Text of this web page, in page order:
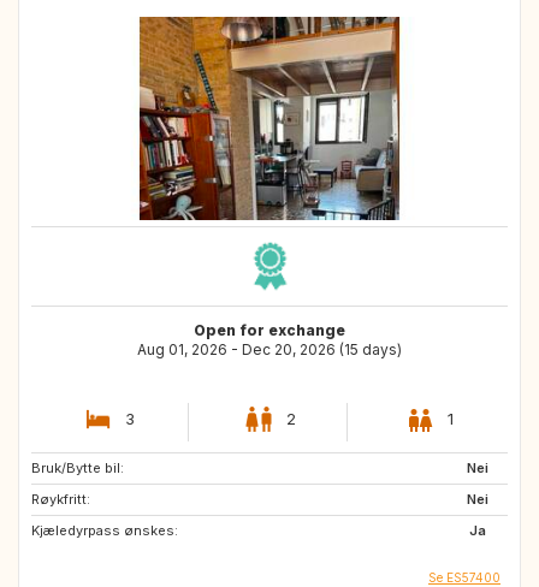
Open for exchange
Aug 01, 2026 - Dec 20, 2026 (15 days)
3 2 1
Bruk/Bytte bil:
Nei
Røykfritt:
Nei
Kjæledyrpass ønskes:
Ja
Se ES57400